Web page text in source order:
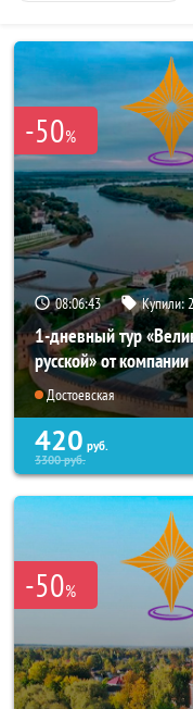
-50%
08:06:43 Купили:
1-дневный тур
русской» от
Достоевская
420 руб.
3300руб.
-50%